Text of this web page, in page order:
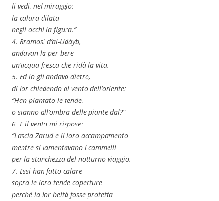
li vedi, nel miraggio:
la calura dilata
negli occhi la figura.”
4. Bramosi d’al-`Udàyb,
andavan là per bere
un’acqua fresca che ridà la vita.
5. Ed io gli andavo dietro,
di lor chiedendo al vento dell’oriente:
“Han piantato le tende,
o stanno all’ombra delle piante dal?”
6. E il vento mi rispose:
“Lascia Zarud e il loro accampamento
mentre si lamentavano i cammelli
per la stanchezza del notturno viaggio.
7. Essi han fatto calare
sopra le loro tende coperture
perché la lor beltà fosse protetta